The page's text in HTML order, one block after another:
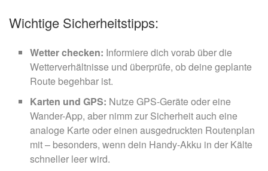
Wichtige Sicherheitstipps:
Wetter checken: Informiere dich vorab über die
Wetterverhältnisse und überprüfe, ob deine geplante
Route begehbar ist.
Karten und GPS: Nutze GPS-Geräte oder eine
Wander-App, aber nimm zur Sicherheit auch eine
analoge Karte oder einen ausgedruckten Routenplan
mit – besonders, wenn dein Handy-Akku in der Kälte
schneller leer wird.